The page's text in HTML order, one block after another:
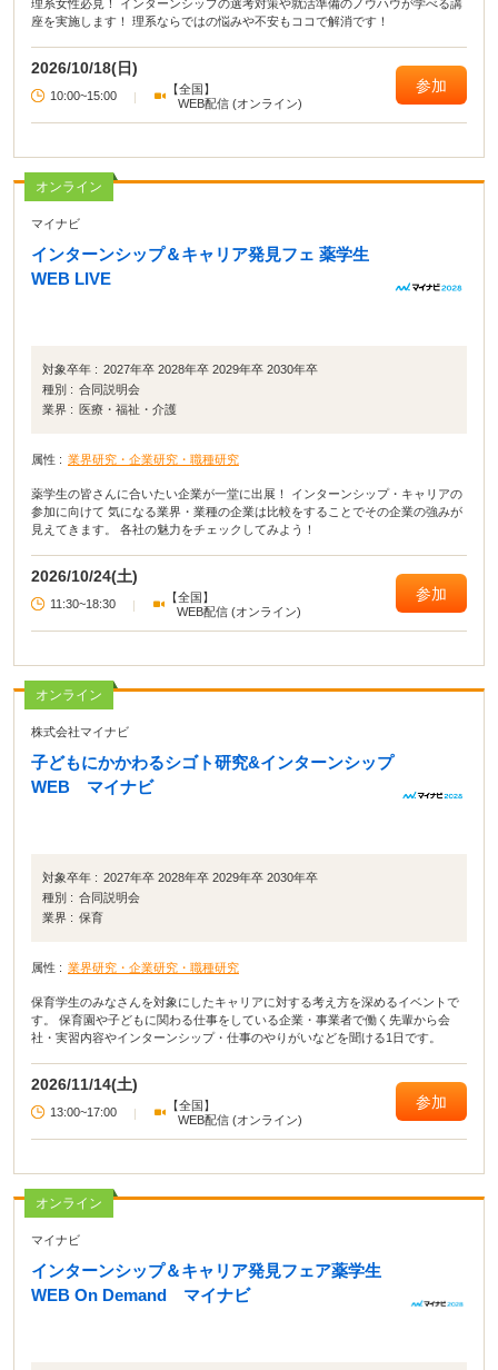
理系女性必見！ インターンシップの選考対策や就活準備のノウハウが学べる講
座を実施します！ 理系ならではの悩みや不安もココで解消です！
2026/10/18(日)
10:00~15:00 |
【全国】
WEB配信 (オンライン)
参加
オンライン
マイナビ
インターンシップ＆キャリア発見フェ 薬学生
WEB LIVE
対象卒年 : 2027年卒 2028年卒 2029年卒 2030年卒
種別 : 合同説明会
業界 :
医療・福祉・介護
属性 : 業界研究・企業研究・職種研究
薬学生の皆さんに合いたい企業が一堂に出展！ インターンシップ・キャリアの
参加に向けて 気になる業界・業種の企業は比較をすることでその企業の強みが
見えてきます。 各社の魅力をチェックしてみよう！
2026/10/24(土)
11:30~18:30 |
【全国】
WEB配信 (オンライン)
参加
オンライン
株式会社マイナビ
子どもにかかわるシゴト研究&インターンシップ
WEB マイナビ
対象卒年 : 2027年卒 2028年卒 2029年卒 2030年卒
種別 : 合同説明会
業界 : 保育
属性 : 業界研究・企業研究・職種研究
保育学生のみなさんを対象にしたキャリアに対する考え方を深めるイベントで
す。 保育園や子どもに関わる仕事をしている企業・事業者で働く先輩から会
社・実習内容やインターンシップ・仕事のやりがいなどを聞ける1日です。
2026/11/14(土)
13:00~17:00 |
【全国】
WEB配信 (オンライン)
参加
オンライン
マイナビ
インターンシップ＆キャリア発見フェア薬学生
WEB On Demand マイナビ